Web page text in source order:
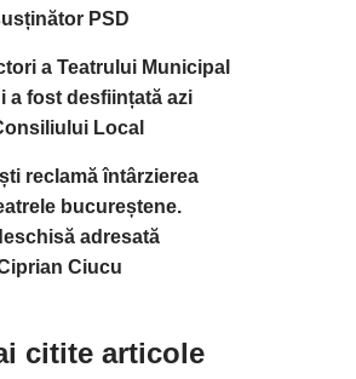
PSD
a Teatrului Municipal
a fost desființată azi
Local
reclamă întârzierea
bucureștene.
adresată
Ciucu
citite articole